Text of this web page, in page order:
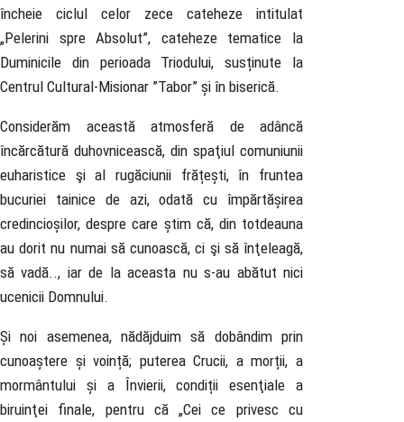
încheie ciclul celor zece cateheze intitulat
„Pelerini spre Absolut”, cateheze tematice la
Duminicile din perioada Triodului, susținute la
Centrul Cultural-Misionar ”Tabor” și în biserică.
Considerăm această atmosferă de adâncă
încărcătură duhovnicească, din spaţiul comuniunii
euharistice şi al rugăciunii frățești, în fruntea
bucuriei tainice de azi, odată cu împărtășirea
credincioșilor, despre care știm că, din totdeauna
au dorit nu numai să cunoască, ci şi să înţeleagă,
să vadă.., iar de la aceasta nu s-au abătut nici
ucenicii Domnului.
Și noi asemenea, nădăjduim să dobândim prin
cunoaștere și voință; puterea Crucii, a morții, a
mormântului și a Învierii, condiții esenţiale a
biruinţei finale, pentru că „Cei ce privesc cu